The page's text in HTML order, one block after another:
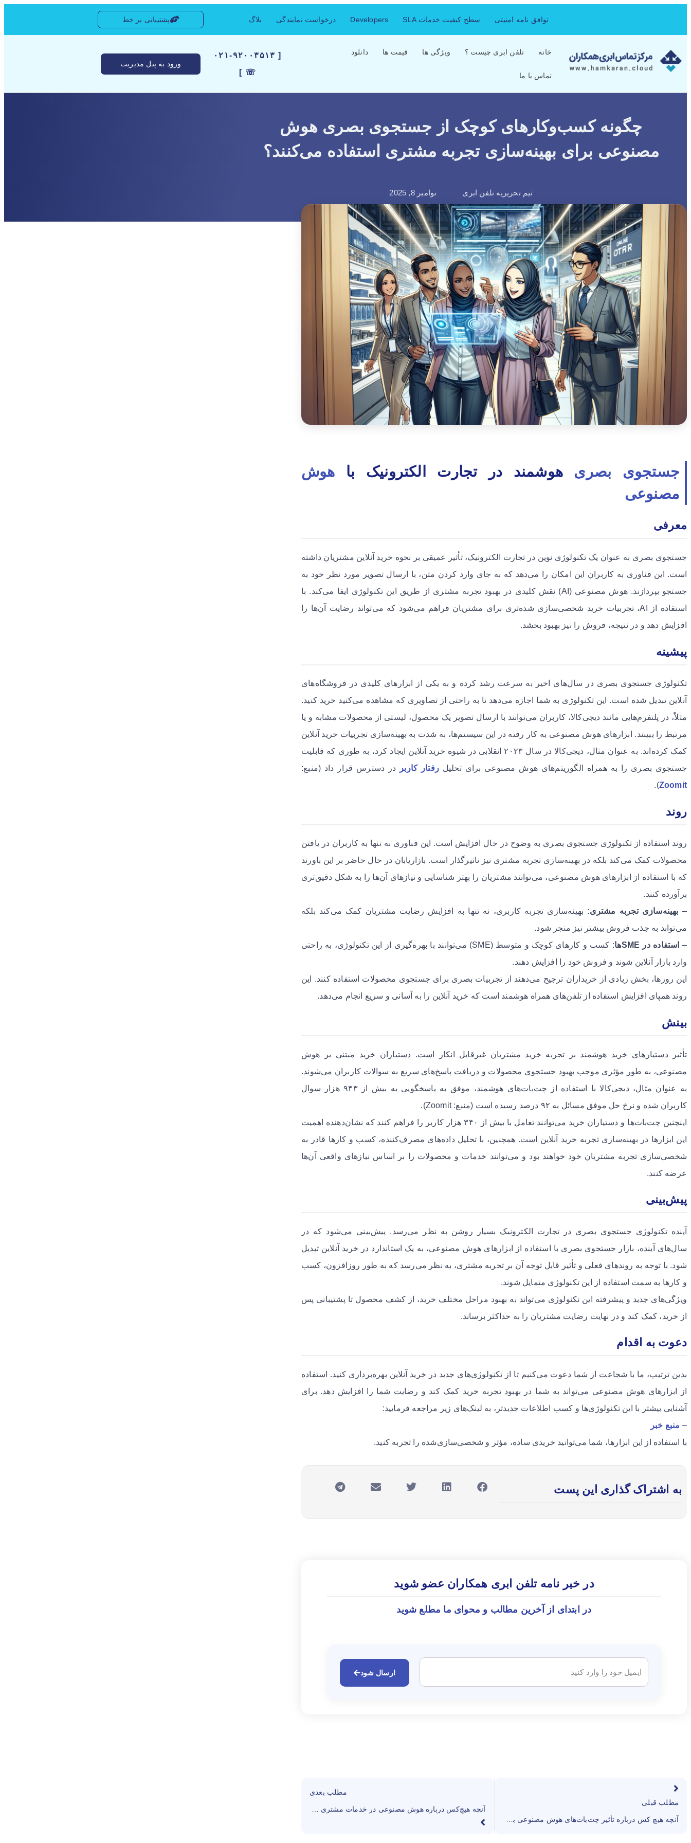
توافق نامه امنیتی سطح کیفیت خدمات SLA Developers درخواست نمایندگی بلاگ پشتیبانی بر خط
خانه تلفن ابری چیست ؟ ویژگی ها قیمت ها دانلود
تماس با ما
[ ۰۲۱-۹۲۰۰۳۵۱۳
☏ ]
ورود به پنل مدیریت
چگونه کسب‌وکارهای کوچک از جستجوی بصری هوش
مصنوعی برای بهینه‌سازی تجربه مشتری استفاده می‌کنند؟
تیم تحریریه تلفن ابری نوامبر 8, 2025
جستجوی بصری هوشمند در تجارت الکترونیک با هوش
مصنوعی
معرفی
جستجوی بصری به عنوان یک تکنولوژی نوین در تجارت الکترونیک، تأثیر عمیقی بر نحوه خرید آنلاین مشتریان داشته
است. این فناوری به کاربران این امکان را می‌دهد که به جای وارد کردن متن، با ارسال تصویر مورد نظر خود به
جستجو بپردازند. هوش مصنوعی (AI) نقش کلیدی در بهبود تجربه مشتری از طریق این تکنولوژی ایفا می‌کند. با
استفاده از AI، تجربیات خرید شخصی‌سازی شده‌تری برای مشتریان فراهم می‌شود که می‌تواند رضایت آن‌ها را
افزایش دهد و در نتیجه، فروش را نیز بهبود بخشد.
پیشینه
تکنولوژی جستجوی بصری در سال‌های اخیر به سرعت رشد کرده و به یکی از ابزارهای کلیدی در فروشگاه‌های
آنلاین تبدیل شده است. این تکنولوژی به شما اجازه می‌دهد تا به راحتی از تصاویری که مشاهده می‌کنید خرید کنید.
مثلاً، در پلتفرم‌هایی مانند دیجی‌کالا، کاربران می‌توانند با ارسال تصویر یک محصول، لیستی از محصولات مشابه و یا
مرتبط را ببینند. ابزارهای هوش مصنوعی به کار رفته در این سیستم‌ها، به شدت به بهینه‌سازی تجربیات خرید آنلاین
کمک کرده‌اند. به عنوان مثال، دیجی‌کالا در سال ۲۰۲۳ انقلابی در شیوه خرید آنلاین ایجاد کرد، به طوری که قابلیت
جستجوی بصری را به همراه الگوریتم‌های هوش مصنوعی برای تحلیل رفتار کاربر
در دسترس قرار داد (منبع:
Zoomit
).
روند
روند استفاده از تکنولوژی جستجوی بصری به وضوح در حال افزایش است. این فناوری نه تنها به کاربران در یافتن
محصولات کمک می‌کند بلکه در بهینه‌سازی تجربه مشتری نیز تاثیرگذار است. بازاریابان در حال حاضر بر این باورند
که با استفاده از ابزارهای هوش مصنوعی، می‌توانند مشتریان را بهتر شناسایی و نیازهای آن‌ها را به شکل دقیق‌تری
برآورده کنند.
– بهینه‌سازی تجربه مشتری: بهینه‌سازی تجربه کاربری، نه تنها به افزایش رضایت مشتریان کمک می‌کند بلکه
می‌تواند به جذب فروش بیشتر نیز منجر شود.
– استفاده در SME‌ها
: کسب و کارهای کوچک و متوسط (SME) می‌توانند با بهره‌گیری از این تکنولوژی، به راحتی
وارد بازار آنلاین شوند و فروش خود را افزایش دهند.
این روزها، بخش زیادی از خریداران ترجیح می‌دهند از تجربیات بصری برای جستجوی محصولات استفاده کنند. این
روند همپای افزایش استفاده از تلفن‌های همراه هوشمند است که خرید آنلاین را به آسانی و سریع انجام می‌دهد.
بینش
تأثیر دستیارهای خرید هوشمند بر تجربه خرید مشتریان غیرقابل انکار است. دستیاران خرید مبتنی بر هوش
مصنوعی، به طور مؤثری موجب بهبود جستجوی محصولات و دریافت پاسخ‌های سریع به سوالات کاربران می‌شوند.
به عنوان مثال، دیجی‌کالا با استفاده از چت‌بات‌های هوشمند، موفق به پاسخگویی به بیش از ۹۴۳ هزار سوال
کاربران شده و نرخ حل موفق مسائل به ۹۲ درصد رسیده است (منبع: Zoomit).
اینچنین چت‌بات‌ها و دستیاران خرید می‌توانند تعامل با بیش از ۳۴۰ هزار کاربر را فراهم کنند که نشان‌دهنده اهمیت
این ابزارها در بهینه‌سازی تجربه خرید آنلاین است. همچنین، با تحلیل داده‌های مصرف‌کننده، کسب و کارها قادر به
شخصی‌سازی تجربه مشتریان خود خواهند بود و می‌توانند خدمات و محصولات را بر اساس نیازهای واقعی آن‌ها
عرضه کنند.
پیش‌بینی
آینده تکنولوژی جستجوی بصری در تجارت الکترونیک بسیار روشن به نظر می‌رسد. پیش‌بینی می‌شود که در
سال‌های آینده، بازار جستجوی بصری با استفاده از ابزارهای هوش مصنوعی، به یک استاندارد در خرید آنلاین تبدیل
شود. با توجه به روندهای فعلی و تأثیر قابل توجه آن بر تجربه مشتری، به نظر می‌رسد که به طور روزافزون، کسب
و کارها به سمت استفاده از این تکنولوژی متمایل شوند.
ویژگی‌های جدید و پیشرفته این تکنولوژی می‌تواند به بهبود مراحل مختلف خرید، از کشف محصول تا پشتیبانی پس
از خرید، کمک کند و در نهایت رضایت مشتریان را به حداکثر برساند.
دعوت به اقدام
بدین ترتیب، ما با شجاعت از شما دعوت می‌کنیم تا از تکنولوژی‌های جدید در خرید آنلاین بهره‌برداری کنید. استفاده
از ابزارهای هوش مصنوعی می‌تواند به شما در بهبود تجربه خرید کمک کند و رضایت شما را افزایش دهد. برای
آشنایی بیشتر با این تکنولوژی‌ها و کسب اطلاعات جدیدتر، به لینک‌های زیر مراجعه فرمایید:
– منبع خبر
با استفاده از این ابزارها، شما می‌توانید خریدی ساده، مؤثر و شخصی‌سازی‌شده را تجربه کنید.
به اشتراک گذاری این پست
در خبر نامه تلفن ابری همکاران عضو شوید
در ابتدای از آخرین مطالب و محوای ما مطلع شوید
ارسال شود
مطلب قبلی
مطلب بعدی